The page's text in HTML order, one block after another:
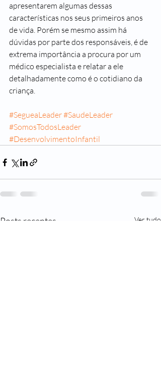
apresentarem algumas dessas
características nos seus primeiros anos
de vida. Porém se mesmo assim há
dúvidas por parte dos responsáveis, é de
extrema importância a procura por um
médico especialista e relatar a ele
detalhadamente como é o cotidiano da
criança.
#SegueaLeader#SaudeLeader
#SomosTodosLeader
#DesenvolvimentoInfantil
Posts recentes Ver tudo